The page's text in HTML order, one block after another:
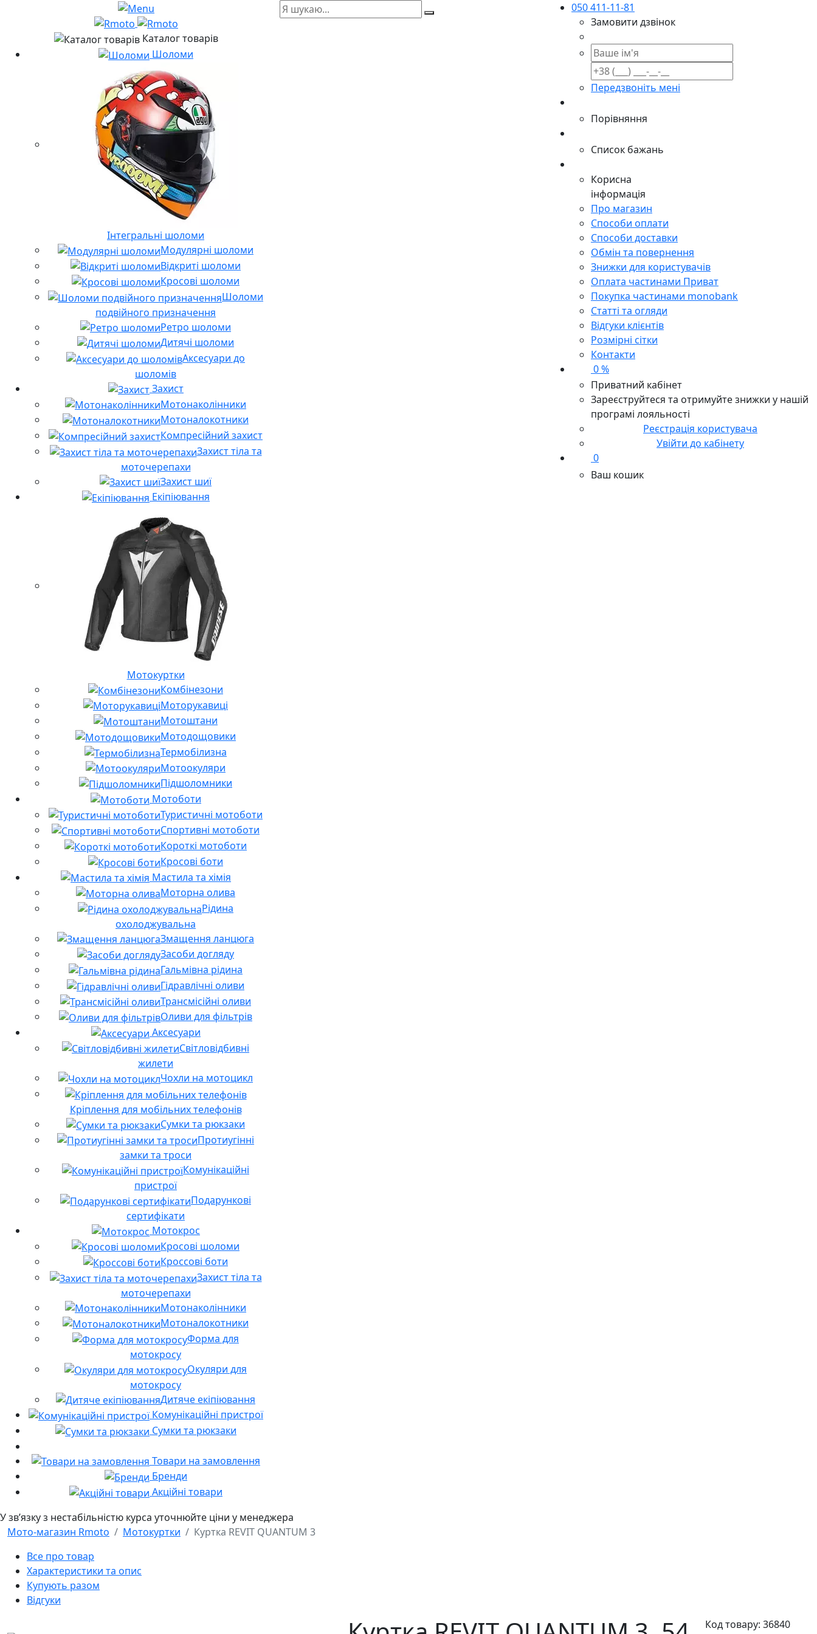
Каталог товарів
Шоломи
Інтегральні шоломи
Модулярні шоломи
Відкриті шоломи
Кросові шоломи
Шоломи
подвійного призначення
Ретро шоломи
Дитячі шоломи
Аксесуари до
шоломів
Захист
Мотонаколінники
Мотоналокотники
Компресійний захист
Захист тіла та
моточерепахи
Захист шиї
Екіпіювання
Мотокуртки
Комбінезони
Моторукавиці
Мотоштани
Мотодощовики
Термобілизна
Мотоокуляри
Підшоломники
Мотоботи
Туристичні мотоботи
Спортивні мотоботи
Короткі мотоботи
Кросові боти
Мастила та хімія
Моторна олива
Рідина
охолоджувальна
Змащення ланцюга
Засоби догляду
Гальмівна рідина
Гідравлічні оливи
Трансмісійні оливи
Оливи для фільтрів
Аксесуари
Світловідбивні
жилети
Чохли на мотоцикл
Кріплення для мобільних телефонів
Сумки та рюкзаки
Протиугінні
замки та троси
Комунікаційні
пристрої
Подарункові
сертифікати
Мотокрос
Кросові шоломи
Кроссові боти
Захист тіла та
моточерепахи
Мотонаколінники
Мотоналокотники
Форма для
мотокросу
Окуляри для
мотокросу
Дитяче екіпіювання
Комунікаційні пристрої
Сумки та рюкзаки
Товари на замовлення
Бренди
Акційні товари
050 411-11-81
Замовити дзвінок
Передзвоніть мені
Порівняння
Список бажань
Корисна
інформація
Про магазин
Способи оплати
Способи доставки
Обмін та повернення
Знижки для користувачів
Оплата частинами Приват
Покупка частинами monobank
Статті та огляди
Відгуки клієнтів
Розмірні сітки
Контакти
0 %
Приватний кабінет
Зареєструйтеся та отримуйте знижки у нашій
програмі лояльності
Реєстрація користувача
Увійти до кабінету
0
Ваш кошик
У звʼязку з нестабільністю курса уточнюйте ціни у менеджера
Мото-магазин Rmoto
Мотокуртки
Куртка REVIT QUANTUM 3
Все про товар
Характеристики та опис
Купують разом
Відгуки
Код товару: 36840